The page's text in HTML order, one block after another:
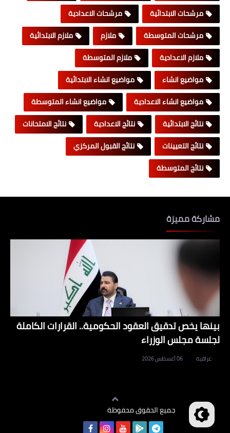
مرشحات الابتدائية
مرشحات الاعدادية
مرشحات المتوسطة
ملازم
ملازم الابتدائية
ملازم الاعدادية
ملازم المتوسطة
مواضيع انشاء
مواضيع انشاء الابتدائية
مواضيع انشاء الاعدادية
مواضيع انشاء المتوسطة
نتائج الابتدائية
نتائج الاعدادية
نتائج الامتحانات
نتائج التعيينات
نتائج القبول المركزي
نتائج المتوسطة
مشاركة مميزة
بينها يخص تدقيق العقود الحكومية.. القرارات الكاملة
لجلسة مجلس الوزراء
عراقية 06 أغسطس 2026
جميع الحقوق محفوظة